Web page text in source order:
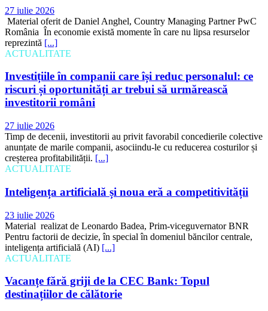
27 iulie 2026
Material oferit de Daniel Anghel, Country Managing Partner PwC
România În economie există momente în care nu lipsa resurselor
reprezintă [...]
ACTUALITATE
Investițiile în companii care își reduc personalul: ce
riscuri și oportunități ar trebui să urmărească
investitorii români
27 iulie 2026
Timp de decenii, investitorii au privit favorabil concedierile colective
anunțate de marile companii, asociindu-le cu reducerea costurilor și
creșterea profitabilității. [...]
ACTUALITATE
Inteligența artificială și noua eră a competitivității
23 iulie 2026
Material realizat de Leonardo Badea, Prim-viceguvernator BNR
Pentru factorii de decizie, în special în domeniul băncilor centrale,
inteligența artificială (AI) [...]
ACTUALITATE
Vacanțe fără griji de la CEC Bank: Topul
destinațiilor de călătorie